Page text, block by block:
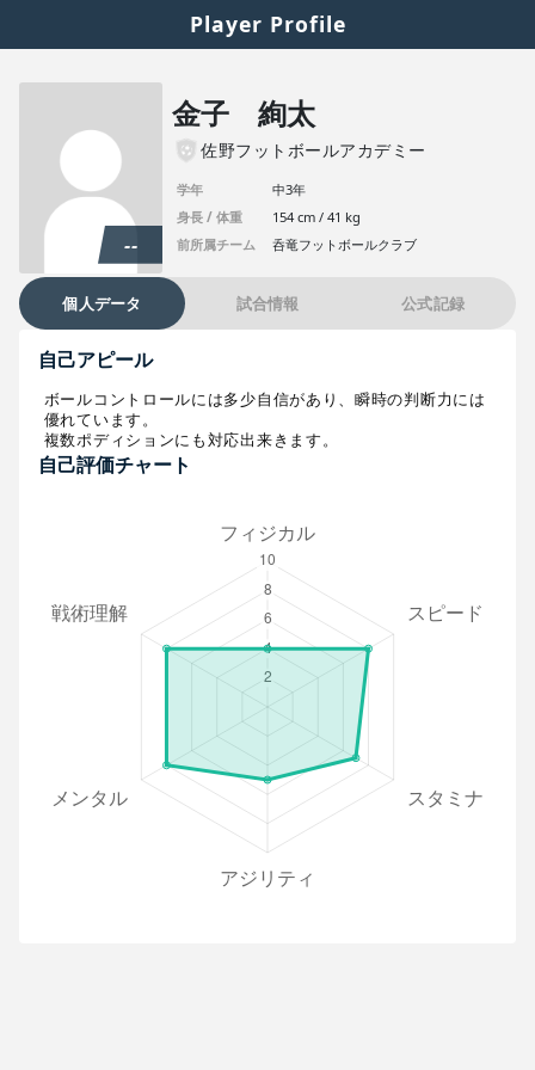
Player Profile
--
金子 絢太
佐野フットボールアカデミー
学年
中3年
身長 / 体重
154 cm / 41 kg
前所属チーム
呑竜フットボールクラブ
個人データ 試合情報 公式記録
自己アピール
ボールコントロールには多少自信があり、瞬時の判断力には
優れています。
複数ポディションにも対応出来きます。
自己評価チャート